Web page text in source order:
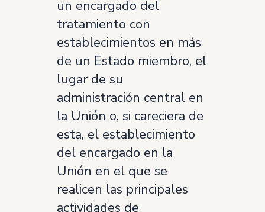
un encargado del
tratamiento con
establecimientos en más
de un Estado miembro, el
lugar de su
administración central en
la Unión o, si careciera de
esta, el establecimiento
del encargado en la
Unión en el que se
realicen las principales
actividades de